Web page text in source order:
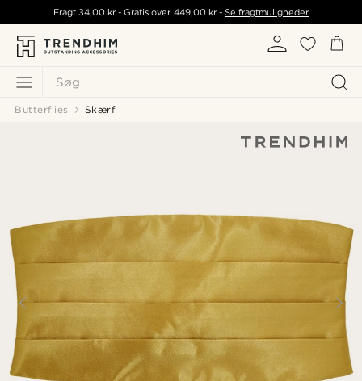
Søg
Fragt34,00 kr - Gratis over 449,00 kr- Se fragtmuligheder
Butterflies Skærf